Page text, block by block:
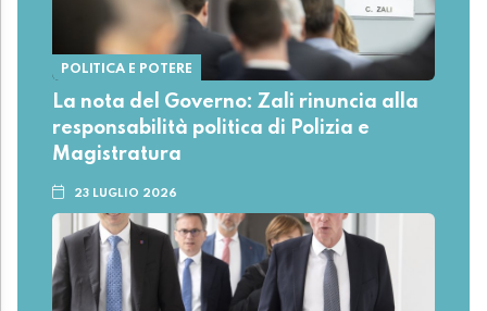
POLITICA E POTERE
La nota del Governo: Zali rinuncia alla
responsabilità politica di Polizia e
Magistratura
23 LUGLIO 2026